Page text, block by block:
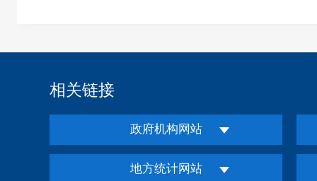
相关链接
政府机构网站
地方统计网站